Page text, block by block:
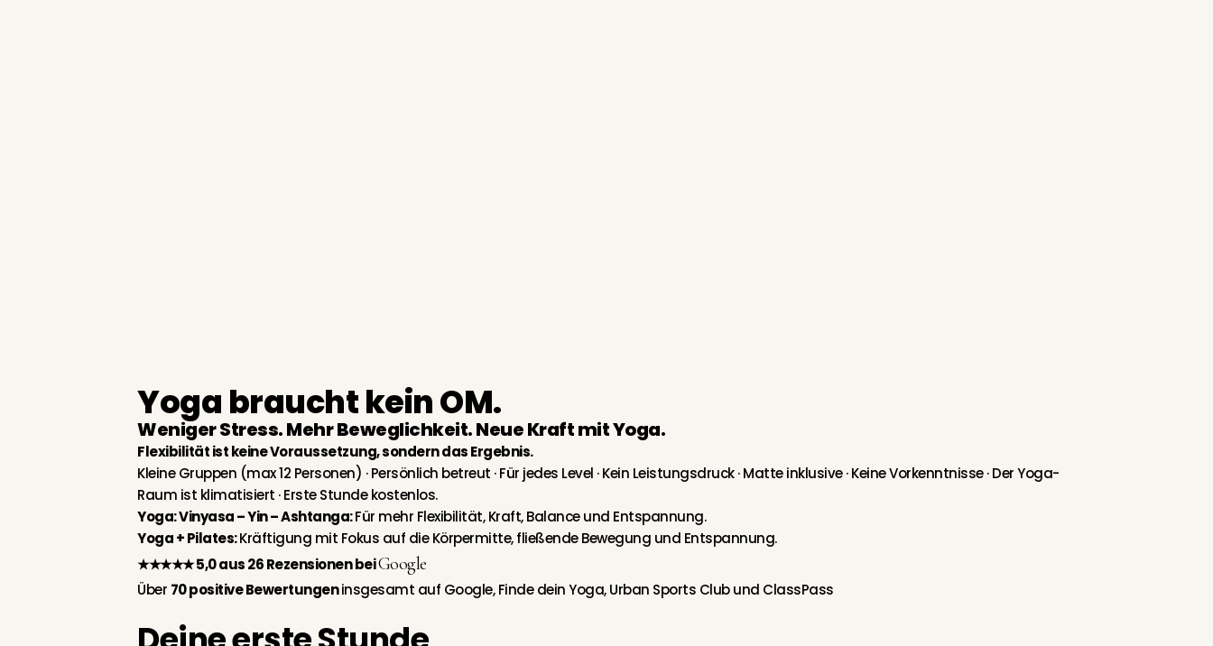
Yoga braucht kein OM.
Weniger Stress. Mehr Beweglichkeit. Neue Kraft mit Yoga.
Flexibilität ist keine Voraussetzung, sondern das Ergebnis.
Kleine Gruppen (max 12 Personen) · Persönlich betreut · Für jedes Level · Kein Leistungsdruck ·Matte inklusive ·Keine Vorkenntnisse · Der Yoga-
Raum ist klimatisiert ·Erste Stunde kostenlos.
Yoga:Vinyasa – Yin – Ashtanga:Für mehr Flexibilität, Kraft, Balance und Entspannung.
Yoga + Pilates:Kräftigung mit Fokus auf die Körpermitte, fließende Bewegung und Entspannung.
★★★★★ 5,0 aus 26 Rezensionen beiGoogle
Über 70 positive Bewertungeninsgesamt auf Google, Finde dein Yoga, Urban Sports Club und ClassPass